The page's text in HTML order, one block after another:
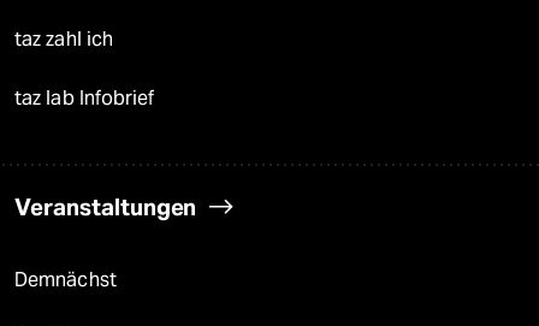
taz zahl ich
taz lab Infobrief
Veranstaltungen
Demnächst